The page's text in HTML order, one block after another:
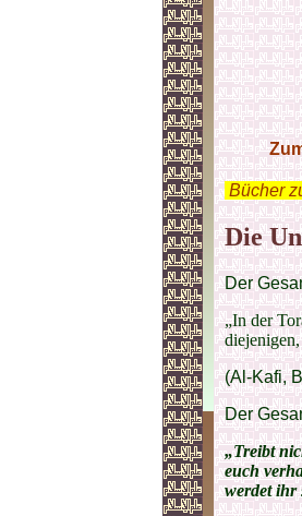
Bücher
Die
Der
„In der
(Al-Kafi,
Der
„Treibt
euch
werdet ihr